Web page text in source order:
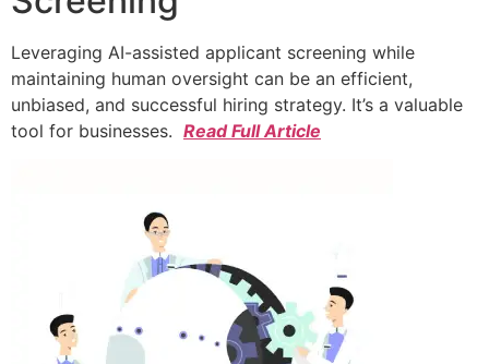
Leveraging AI-assisted applicant screening while
maintaining human oversight can be an efficient,
unbiased, and successful hiring strategy. It’s a valuable
tool for businesses. Read Full Article